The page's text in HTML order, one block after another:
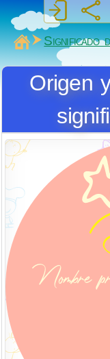
MiSabueso
Significado
Origen